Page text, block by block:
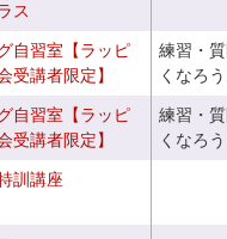
ス
自習室【ラッピ
受講者限定】
練習・
くなろう
自習室【ラッピ
受講者限定】
練習・
くなろう
訓講座